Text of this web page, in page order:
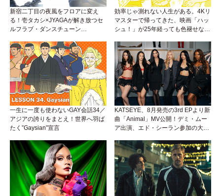
新宿二丁目の夜風をフロアに変え
る！壱タカシ×JYAGAが解き放つセ
ルフラブ・ダンスチューン
効率じゃ測れない人生がある。4Kリ
マスターで帰ってきた、映画「ハッ
シュ！」が25年経っても色褪せない
一生に一度も使わないGAY会話34／
アジアの誇りをまとえ！世界へ羽ば
たく”Gaysian”宣言
KATSEYE、8月発売の3rd EPより新
曲「Animal」MV公開！デミ・ムー
ア出演、エド・シーラン参加の大胆